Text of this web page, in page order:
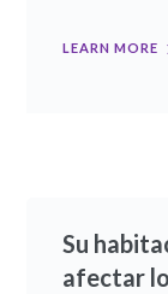
LEARN MORE
Su
afectar